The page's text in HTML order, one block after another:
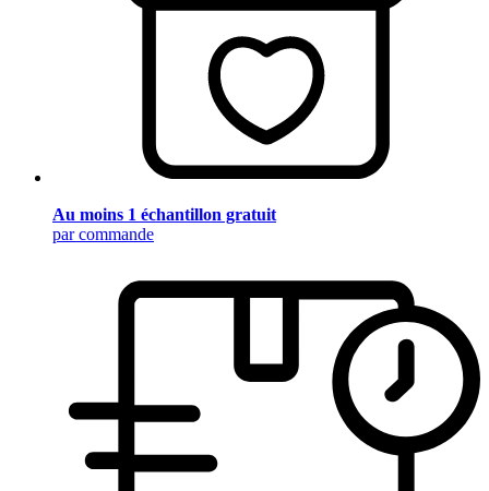
Au moins 1 échantillon gratuit
par commande